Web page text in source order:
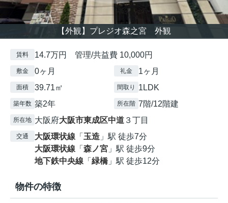
【外観】プレジオ森之宮 外観
賃料 14.7万円 管理/共益費 10,000円
敷金 0ヶ月 礼金 1ヶ月
面積 39.71㎡ 間取り 1LDK
築年数 築2年 所在階 7階/12階建
所在地 大阪府大阪市東成区中道 ３丁目
交通 大阪環状線 「 玉造 」駅 徒歩7分
大阪環状線 「 森ノ宮 」駅 徒歩9分
地下鉄中央線 「 緑橋」駅 徒歩12分
物件の特徴